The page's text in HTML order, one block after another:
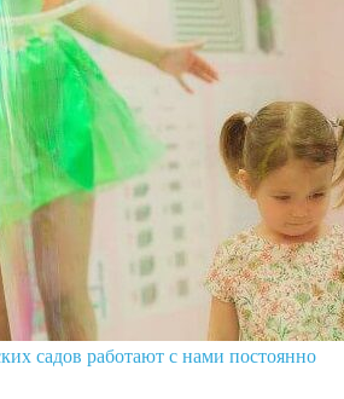
садов работают с нами постоянно